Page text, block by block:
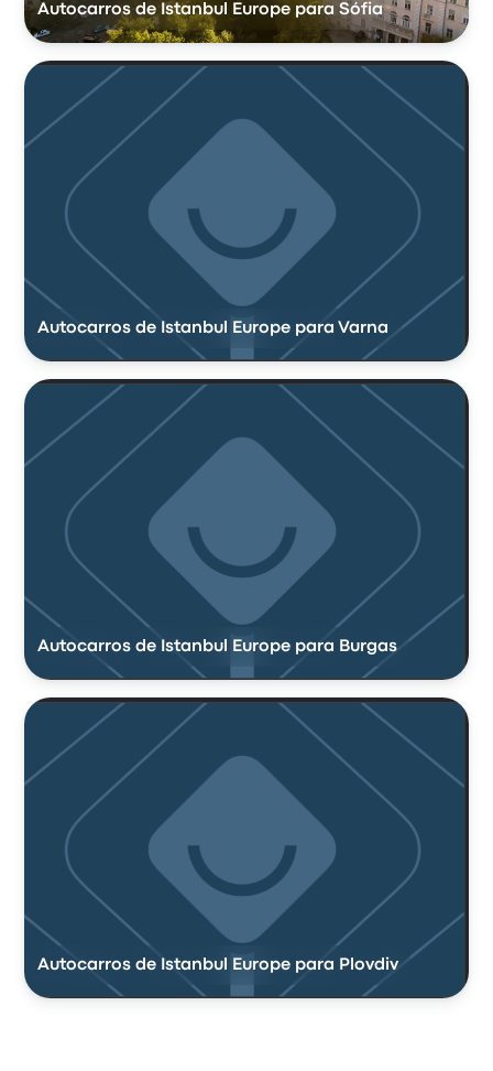
Autocarros de Istanbul Europe para Sófia
Autocarros de Istanbul Europe para Varna
Autocarros de Istanbul Europe para Burgas
Autocarros de Istanbul Europe para Plovdiv